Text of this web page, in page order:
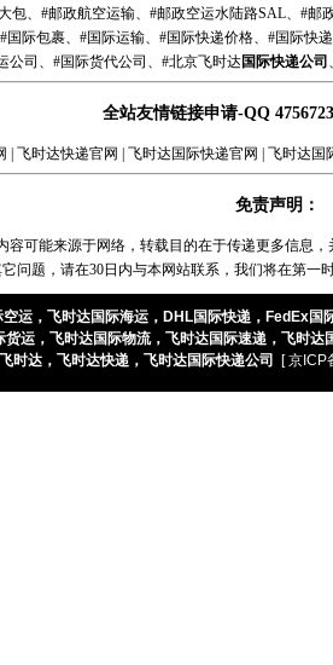
包、#邮政航空运输、#邮政空运水陆路SAL、#
国际包裹、#国际运输、#国际快递价格、#国际快
公司、#国际货代公司、#北京飞时达国际快递公司
全站友情链接申请-QQ
飞时达快递官网 飞时达国际快递官网 飞时达国
免责声明：
容可能来源于网络，转载目的在于传递更多信息
问题，请在30日内与本网站联系，我们将在第一
空运 ， 飞时达国际海运 ， DHL国际快递 ， FedEx国
货运 ， 飞时达国际物流， 飞时达国际速递 ， 飞时达
飞时达， 飞时达快递， 飞时达国际快递公司 [ 京ICP